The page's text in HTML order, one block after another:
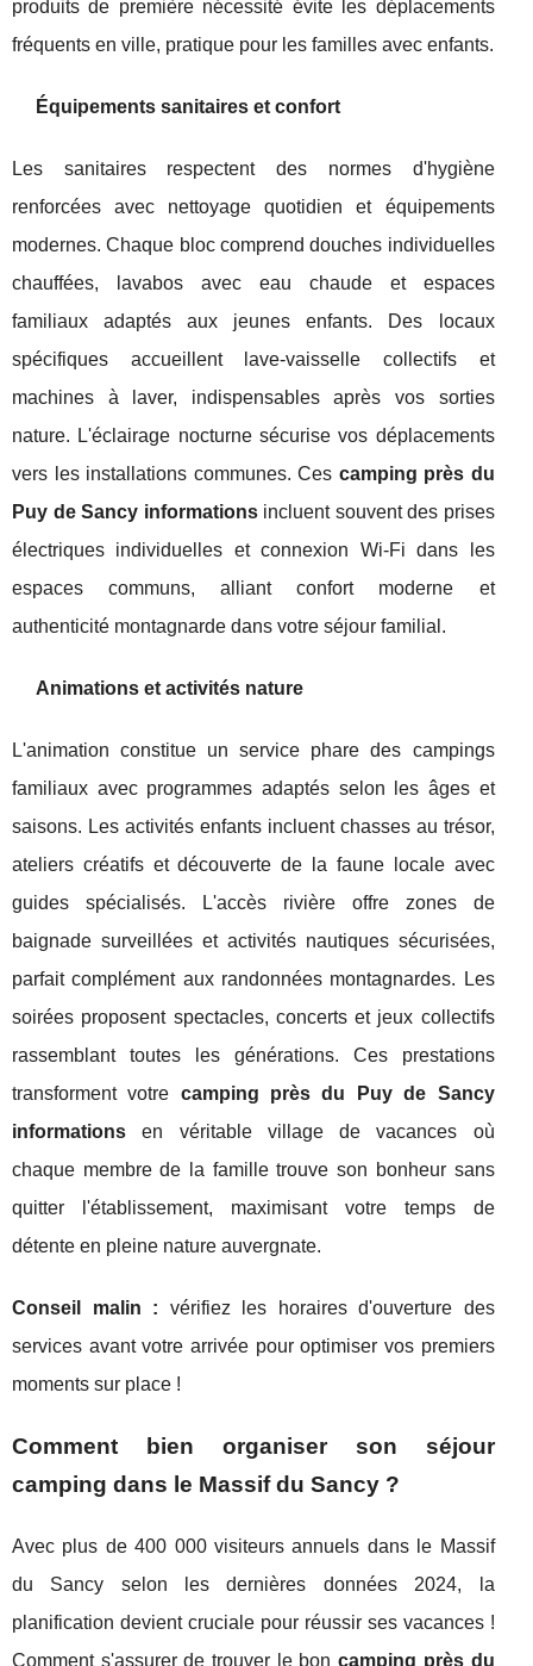
produits de première nécessité évite les déplacements
fréquents en ville, pratique pour les familles avec enfants.
Équipements sanitaires et confort
Les sanitaires respectent des normes d'hygiène
renforcées avec nettoyage quotidien et équipements
modernes. Chaque bloc comprend douches individuelles
chauffées, lavabos avec eau chaude et espaces
familiaux adaptés aux jeunes enfants. Des locaux
spécifiques accueillent lave-vaisselle collectifs et
machines à laver, indispensables après vos sorties
nature. L'éclairage nocturne sécurise vos déplacements
vers les installations communes. Ces camping près du
Puy de Sancy informationsincluent souvent des prises
électriques individuelles et connexion Wi-Fi dans les
espaces communs, alliant confort moderne et
authenticité montagnarde dans votre séjour familial.
Animations et activités nature
L'animation constitue un service phare des campings
familiaux avec programmes adaptés selon les âges et
saisons. Les activités enfants incluent chasses au trésor,
ateliers créatifs et découverte de la faune locale avec
guides spécialisés. L'accès rivière offre zones de
baignade surveillées et activités nautiques sécurisées,
parfait complément aux randonnées montagnardes. Les
soirées proposent spectacles, concerts et jeux collectifs
rassemblant toutes les générations. Ces prestations
transforment votre camping près du Puy de Sancy
informations en véritable village de vacances où
chaque membre de la famille trouve son bonheur sans
quitter l'établissement, maximisant votre temps de
détente en pleine nature auvergnate.
Conseil malin : vérifiez les horaires d'ouverture des
services avant votre arrivée pour optimiser vos premiers
moments sur place !
Comment bien organiser son séjour
camping dans le Massif du Sancy ?
Avec plus de 400 000 visiteurs annuels dans le Massif
du Sancy selon les dernières données 2024, la
planification devient cruciale pour réussir ses vacances !
Comment s'assurer de trouver le boncamping près du